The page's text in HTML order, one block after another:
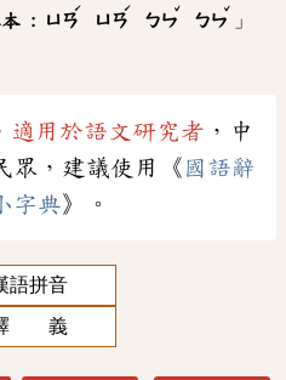
本 : ㄩㄢ
ˊ
ㄩㄢ
ˊ
ㄅㄣ
ˇ
ㄅㄣ
ˇ
」
適用於語文研究者 ，中
眾，建議使用《 國語辭
字典》。
語拼音
義